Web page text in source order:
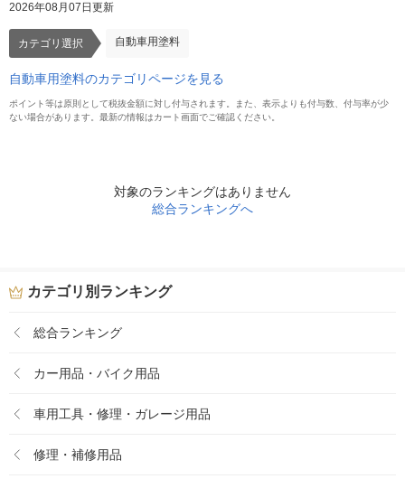
2026年08月07日更新
カテゴリ選択 自動車用塗料
自動車用塗料のカテゴリページを見る
ポイント等は原則として税抜金額に対し付与されます。また、表示よりも付与数、付与率が少
ない場合があります。最新の情報はカート画面でご確認ください。
対象のランキングはありません
総合ランキングへ
カテゴリ別ランキング
総合ランキング
カー用品・バイク用品
車用工具・修理・ガレージ用品
修理・補修用品